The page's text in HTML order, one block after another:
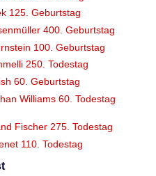
125. Geburtstag
400. Geburtstag
100. Geburtstag
250. Todestag
60. Geburtstag
Williams 60. Todestag
Fischer 275. Todestag
110. Todestag